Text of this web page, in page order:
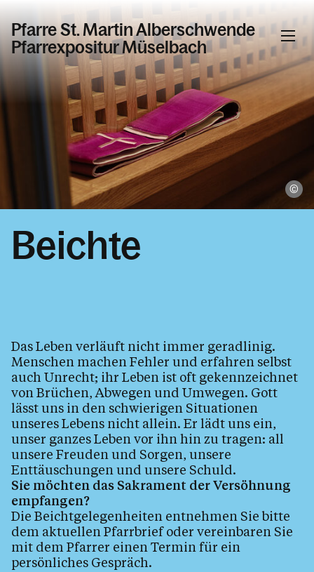
Pfarre St. Martin Alberschwende
Pfarrexpositur Müselbach
Informationen
Aktuelles & News
Taufe, Hochzeit, Erstkommunion &
Firmung
Taufe
Erstkommunion
Firmung
Tod, Beerdigung & Trauer
Gemeinschaft
Kinderkirche
Jugend
Kinder & Familie
Pfarrkirche und Kapellen
Pfarrheim
Pfarrblatt
Eintritt
Beichte
Das Leben verläuft nicht immer geradlinig.
Menschen machen Fehler und erfahren selbst
auch Unrecht; ihr Leben ist oft gekennzeichnet
von Brüchen, Abwegen und Umwegen. Gott
lässt uns in den schwierigen Situationen
unseres Lebens nicht allein. Er lädt uns ein,
unser ganzes Leben vor ihn hin zu tragen: all
unsere Freuden und Sorgen, unsere
Enttäuschungen und unsere Schuld.
Sie möchten das Sakrament der Versöhnung
empfangen?
Die Beichtgelegenheiten entnehmen Sie bitte
dem aktuellen Pfarrbrief oder vereinbaren Sie
mit dem Pfarrer einen Termin für ein
persönliches Gespräch.